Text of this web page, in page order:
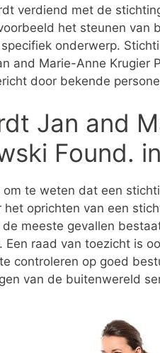
verdiend met de
het steunen van
onderwerp.
and Marie-Anne Krugier
door bekende
Jan and
Found.
te weten dat een
het oprichten van een
meeste gevallen
Een raad van toezicht is
controleren op goed
van de buitenwereld